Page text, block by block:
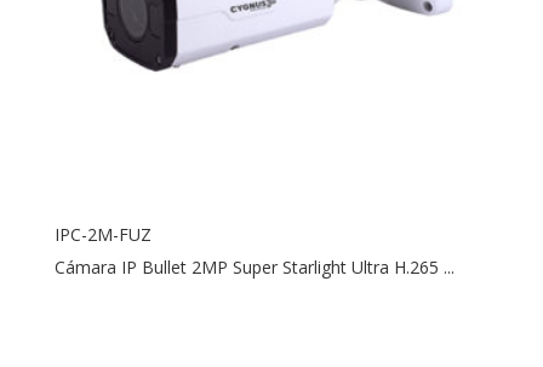
IPC-2M-FUZ
Cámara IP Bullet 2MP Super Starlight Ultra H.265 ...